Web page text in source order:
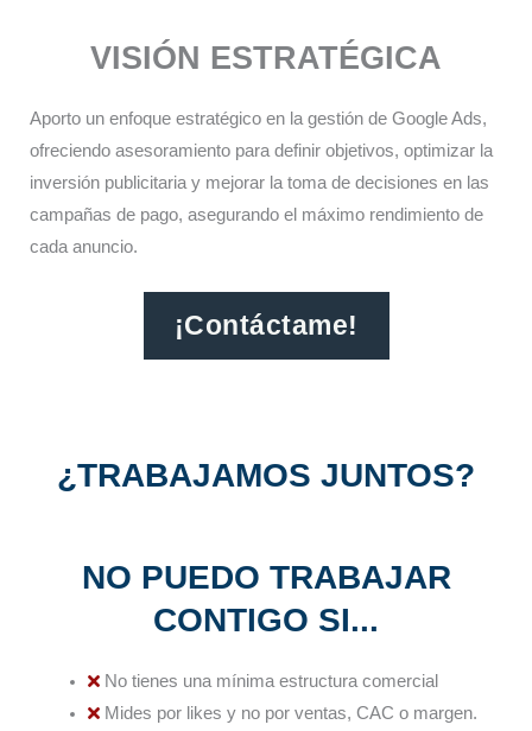
VISIÓN ESTRATÉGICA
Aporto un enfoque estratégico en la gestión de Google Ads,
ofreciendo asesoramiento para definir objetivos, optimizar la
inversión publicitaria y mejorar la toma de decisiones en las
campañas de pago, asegurando el máximo rendimiento de
cada anuncio.​
¡Contáctame!
¿TRABAJAMOS JUNTOS?
NO PUEDO TRABAJAR
CONTIGO SI...
No tienes una mínima estructura comercial
Mides por likes y no por ventas, CAC o margen.